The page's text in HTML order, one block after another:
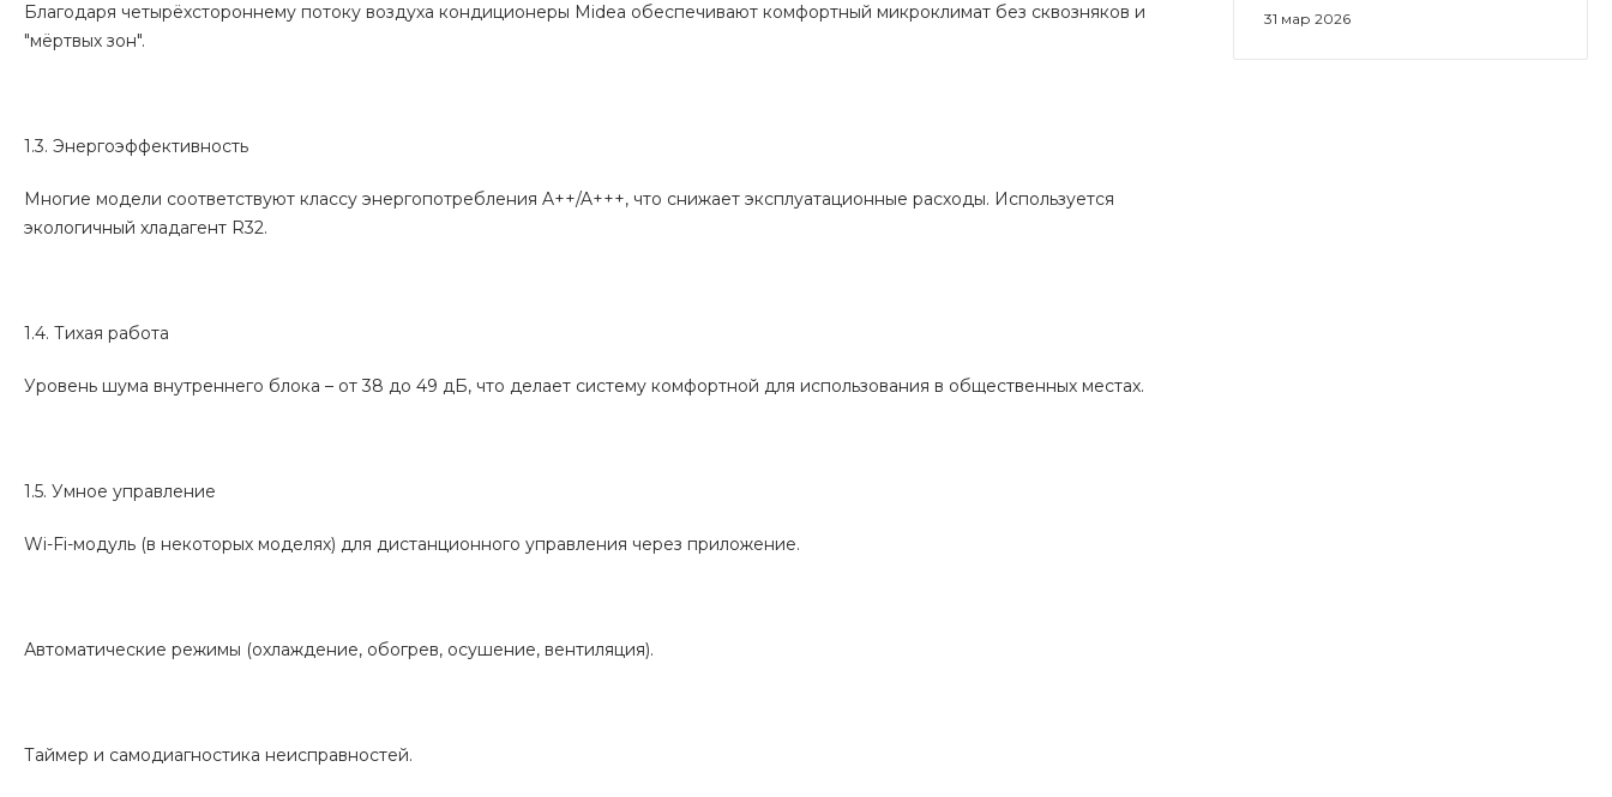
31 мар 2026
Благодаря четырёхстороннему потоку воздуха кондиционеры Midea обеспечивают комфортный микроклимат без сквозняков и
"мёртвых зон".
1.3. Энергоэффективность
Многие модели соответствуют классу энергопотребления A++/A+++, что снижает эксплуатационные расходы. Используется
экологичный хладагент R32.
1.4. Тихая работа
Уровень шума внутреннего блока – от 38 до 49 дБ, что делает систему комфортной для использования в общественных местах.
1.5. Умное управление
Wi-Fi-модуль (в некоторых моделях) для дистанционного управления через приложение.
Автоматические режимы (охлаждение, обогрев, осушение, вентиляция).
Таймер и самодиагностика неисправностей.